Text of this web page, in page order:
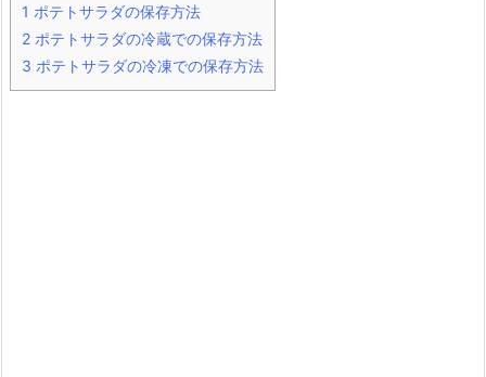
1 ポテトサラダの保存方法
2 ポテトサラダの冷蔵での保存方法
3 ポテトサラダの冷凍での保存方法